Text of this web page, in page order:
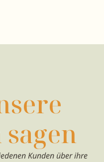
Kunden über ihre